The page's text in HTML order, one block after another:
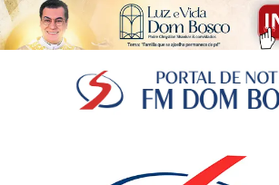
Sair da versão mobile